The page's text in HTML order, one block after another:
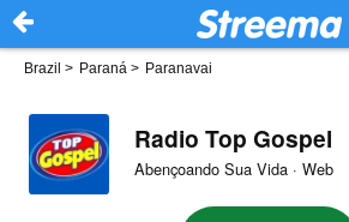
Brazil > Paraná > Paranavai
Radio Top Gospel
Abençoando Sua Vida · Web